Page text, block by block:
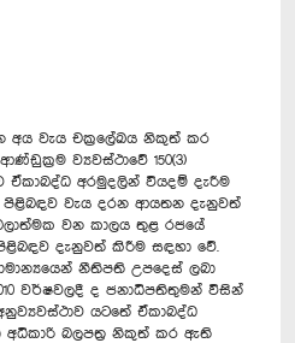
චක්‍රලේඛය නිකුත් කර
ව්‍යවස්ථාවේ 150(3)
ඒකාබද්ධ අරමුදලින් වියදම් දැරීම
පිළිබඳව වැය දරන ආයතන දැනුවත්
වන කාලය තුළ රජයේ
දැනුවත් කිරීම සඳහා වේ.
නීතිපති උපදෙස් ලබා
වර්ෂවලදී ද ජනාධිපතිතුමන් විසින්
යටතේ ඒකාබද්ධ
අධිකාරි බලපත්‍ර නිකුත් කර ඇති